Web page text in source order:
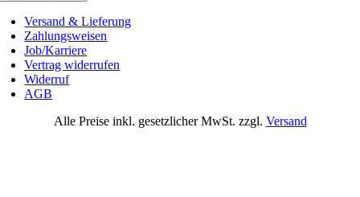
Versand & Lieferung
Zahlungsweisen
Job/Karriere
Vertrag widerrufen
Widerruf
AGB
Alle Preise inkl. gesetzlicher MwSt. zzgl. Versand